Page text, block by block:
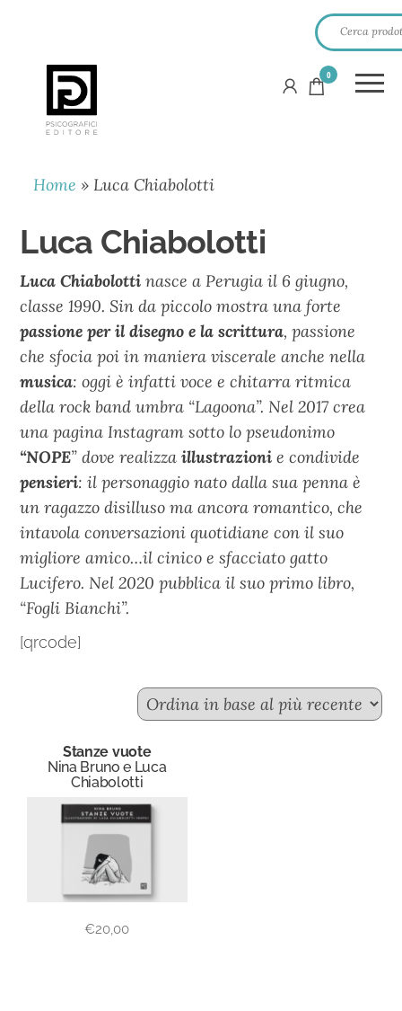
PSICOGRAFICI
EDITORE
0
Home »Luca Chiabolotti
Luca Chiabolotti
Luca Chiabolotti nasce a Perugia il 6 giugno,
classe 1990. Sin da piccolo mostra una forte
passione per il disegno e la scrittura, passione
che sfocia poi in maniera viscerale anche nella
musica: oggi è infatti voce e chitarra ritmica
della rock band umbra “Lagoona”. Nel 2017 crea
una pagina Instagram sotto lo pseudonimo
“NOPE” dove realizzaillustrazioni e condivide
pensieri: il personaggio nato dalla sua penna è
un ragazzo disilluso ma ancora romantico, che
intavola conversazioni quotidiane con il suo
migliore amico…il cinico e sfacciato gatto
Lucifero. Nel 2020 pubblica il suo primo libro,
“Fogli Bianchi”.
[qrcode]
Stanze vuote
Nina Bruno e Luca
Chiabolotti
€20,00